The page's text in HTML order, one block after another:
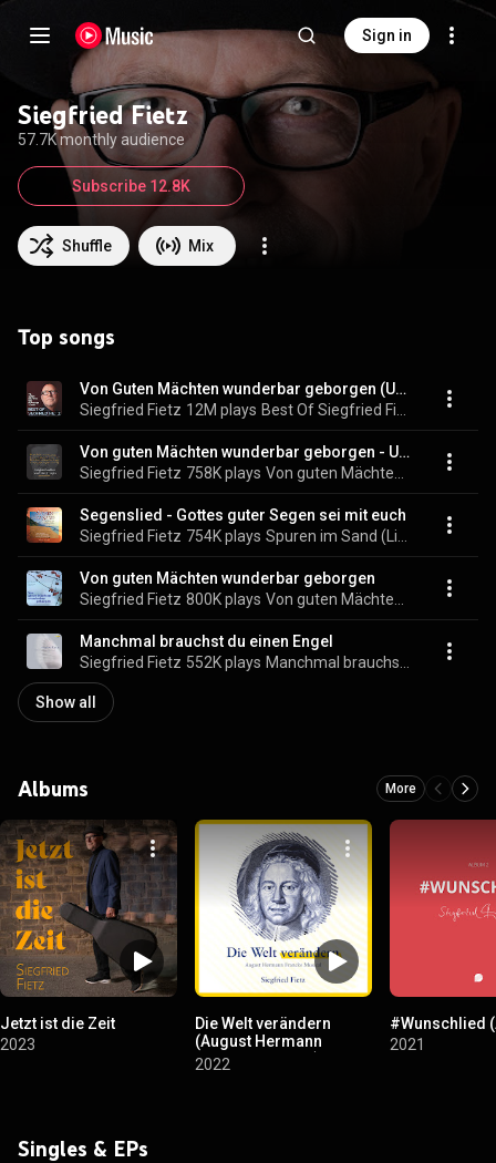
Sign in
Siegfried Fietz
57.7K monthly audience
Shuffle Mix
Subscribe 12.8K
Top songs
Von Guten Mächten wunderbar geborgen (Unplugged)
Siegfried Fietz 12M plays
Von guten Mächten wunderbar geborgen - Unplugged 2022
Siegfried Fietz 758K plays
Segenslied - Gottes guter Segen sei mit euch
Siegfried Fietz 754K plays
Von guten Mächten wunderbar geborgen
Siegfried Fietz 800K plays
Manchmal brauchst du einen Engel
Siegfried Fietz 552K plays
Show all
Albums More
Jetzt ist die Zeit
2023
Die Welt verändern
(August Hermann
Francke Musical)
2022
#Wunschlied
2021
Singles & EPs